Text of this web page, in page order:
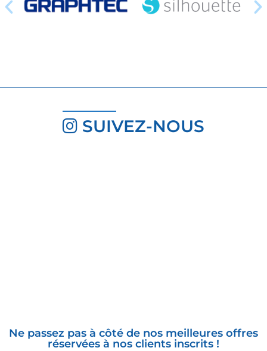
SUIVEZ-NOUS
Ne passez pas à côté de nos meilleures offres
réservées à nos clients inscrits !